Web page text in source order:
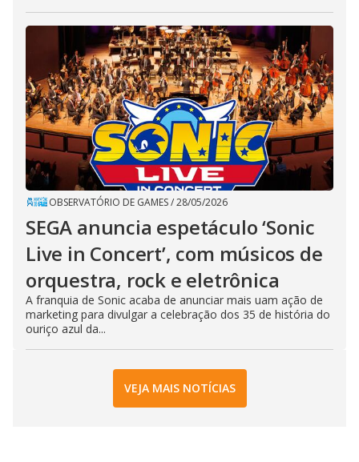
OBSERVATÓRIO DE GAMES/28/05/2026
SEGA anuncia espetáculo ‘Sonic
Live in Concert’, com músicos de
orquestra, rock e eletrônica
A franquia de Sonic acaba de anunciar mais uam ação de
marketing para divulgar a celebração dos 35 de história do
ouriço azul da...
VEJA MAIS NOTÍCIAS